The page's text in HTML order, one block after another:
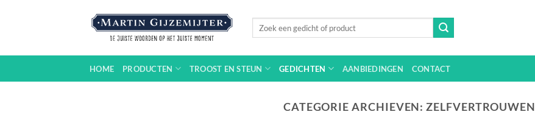
HOME PRODUCTEN TROOST EN STEUN GEDICHTEN AANBIEDINGEN CONTACT
CATEGORIE ARCHIEVEN:ZELFVERTROUWEN